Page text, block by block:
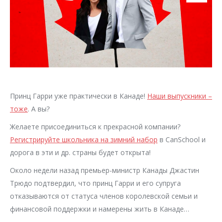
Принц Гарри уже практически в Канаде! Наши выпускники –
тоже. А вы?
Желаете присоединиться к прекрасной компании?
Регистрируйте школьника на зимний набор в CanSchool и
дорога в эти и др. страны будет открыта!
Около недели назад премьер-министр Канады Джастин
Трюдо подтвердил, что принц Гарри и его супруга
отказываются от статуса членов королевской семьи и
финансовой поддержки и намерены жить в Канаде…